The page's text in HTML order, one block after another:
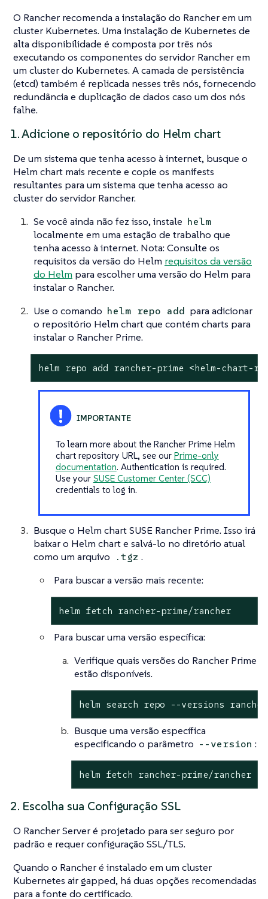
O Rancher recomenda a instalação do Rancher em um
cluster Kubernetes. Uma instalação de Kubernetes de
alta disponibilidade é composta por três nós
executando os componentes do servidor Rancher em
um cluster do Kubernetes. A camada de persistência
(etcd) também é replicada nesses três nós, fornecendo
redundância e duplicação de dados caso um dos nós
falhe.
1. Adicione o repositório do Helm chart
De um sistema que tenha acesso à internet, busque o
Helm chart mais recente e copie os manifests
resultantes para um sistema que tenha acesso ao
cluster do servidor Rancher.
Se você ainda não fez isso, instale helm
localmente em uma estação de trabalho que
tenha acesso à internet. Nota: Consulte os
requisitos da versão do Helm requisitos da versão
do Helm para escolher uma versão do Helm para
instalar o Rancher.
Use o comando helm repo add para adicionar
o repositório Helm chart que contém charts para
instalar o Rancher Prime.
helm repo add rancher-prime <helm-chart-
To learn more about the Rancher Prime Helm
chart repository URL, see our Prime-only
documentation. Authentication is required.
Use your SUSE Customer Center (SCC)
credentials to log in.
Busque o Helm chart SUSE Rancher Prime. Isso irá
baixar o Helm chart e salvá-lo no diretório atual
como um arquivo
.tgz .
Para buscar a versão mais recente:
helm fetch rancher-prime/rancher
Para buscar uma versão específica:
Verifique quais versões do Rancher Prime
estão disponíveis.
helm search repo --versions
Busque uma versão específica
especificando o parâmetro --version :
helm fetch rancher-prime/rancher --
2. Escolha sua Configuração SSL
O Rancher Server é projetado para ser seguro por
padrão e requer configuração SSL/TLS.
Quando o Rancher é instalado em um cluster
Kubernetes air gapped, há duas opções recomendadas
para a fonte do certificado.